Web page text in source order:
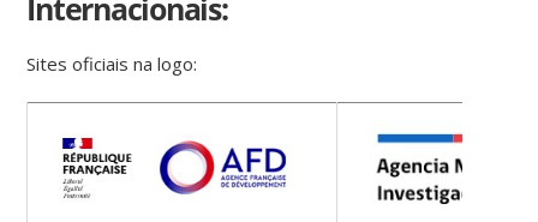
Internacionais:
Sites oficiais na logo: